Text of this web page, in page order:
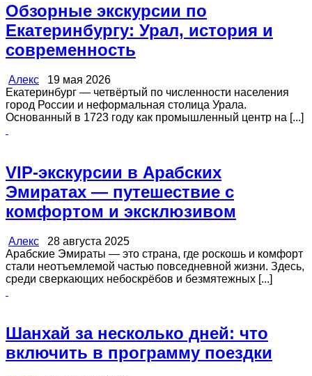
Обзорные экскурсии по
Екатеринбургу: Урал, история и
современность
Алекс 19 мая 2026
Екатеринбург — четвёртый по численности населения
город России и неформальная столица Урала.
Основанный в 1723 году как промышленный центр на [...]
VIP-экскурсии в Арабских
Эмиратах — путешествие с
комфортом и эксклюзивом
Алекс 28 августа 2025
Арабские Эмираты — это страна, где роскошь и комфорт
стали неотъемлемой частью повседневной жизни. Здесь,
среди сверкающих небоскрёбов и безмятежных [...]
Шанхай за несколько дней: что
включить в программу поездки